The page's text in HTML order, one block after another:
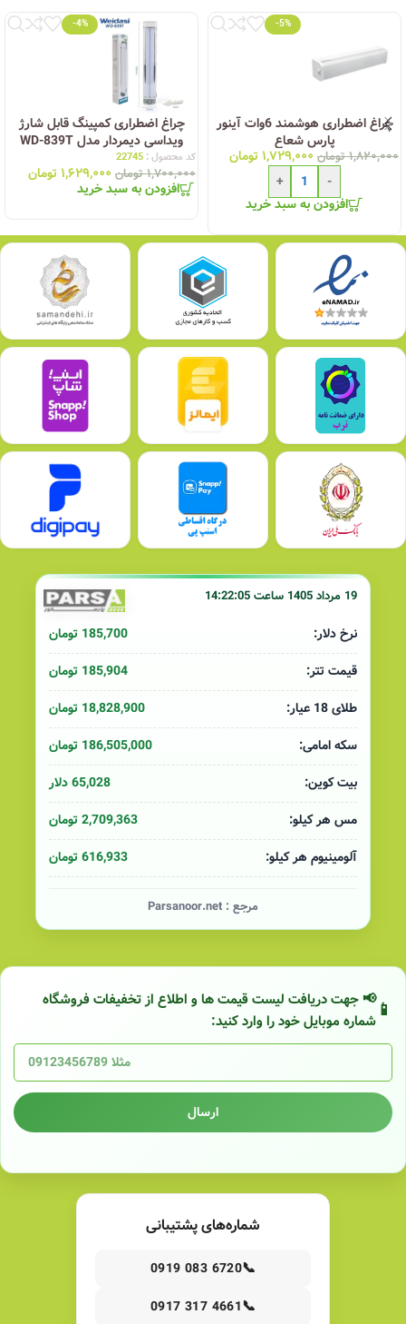
-5%
چراغ اضطراری هوشمند 6وات آینور
پارس شعاع
۱,۸۲۰,۰۰۰ تومان ۱,۷۲۹,۰۰۰ تومان
-
+
افزودن به سبد خرید
-4%
چراغ اضطراری کمپینگ قابل شارژ
ویداسی دیمردار مدل WD-839T
کد محصول : 22745
۱,۷۰۰,۰۰۰ تومان ۱,۶۲۹,۰۰۰ تومان
افزودن به سبد خرید
19 مرداد 1405 ساعت 14:22:05
نرخ دلار:
185,700 تومان
قیمت تتر:
185,904 تومان
طلای 18 عیار:
18,828,900 تومان
سکه امامی:
186,505,000 تومان
بیت کوین:
65,028 دلار
مس هر کیلو:
2,709,363 تومان
آلومینیوم هر کیلو:
616,933 تومان
مرجع : Parsanoor.net
📢 جهت دریافت لیست قیمت ها و اطلاع از تخفیفات فروشگاه
شماره موبایل خود را وارد کنید:
ارسال
شماره‌های پشتیبانی
📞
0919 083 6720
📞
0917 317 4661